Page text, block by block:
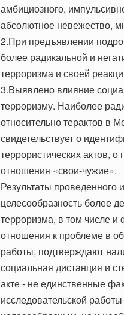
амбициозного,
абсолютное невежество,
2.При предъявлении
более радикальной и
терроризма и своей
3.Выявлено влияние
терроризму. Наиболее
относительно терактов в
свидетельствует о
террористических актов,
отношения «свои-чужие».
Результаты
целесообразность более
терроризма, в том числе
отношения к проблеме в
работы, подтверждают
социальная дистанция и
акте - не единственные
исследовательской